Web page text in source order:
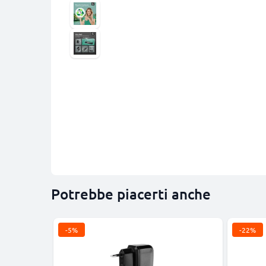
Potrebbe piacerti anche
-5% -22%